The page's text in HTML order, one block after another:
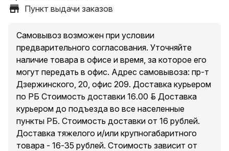
Пункт выдачи заказов
Самовывоз возможен при условии
предварительного согласования. Уточняйте
наличие товара в офисе и время, за которое его
могут передать в офис. Адрес самовывоза: пр-т
Дзержинского, 20, офис 209. Доставка курьером
по РБ Стоимость доставки 16.00 руб. Доставка
курьером до подъезда во все населенные
пункты РБ. Стоимость доставки от 16 рублей.
Доставка тяжелого и/или крупногабаритного
товара - 16-35 рублей. Стоимость зависит от